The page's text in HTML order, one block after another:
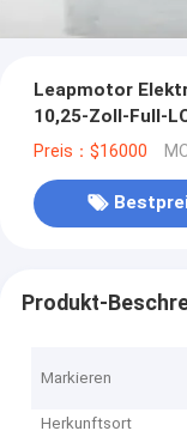
Leapmotor
10,25-Zoll-Full-
von
Preis：$16000
Produkt-
Markieren
Herkunftsort